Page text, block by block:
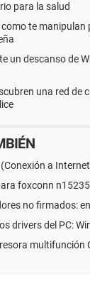
para la salud
como te
un descanso de
una red de
a
foxconn n15235
no firmados:
drivers del PC:
multifunción